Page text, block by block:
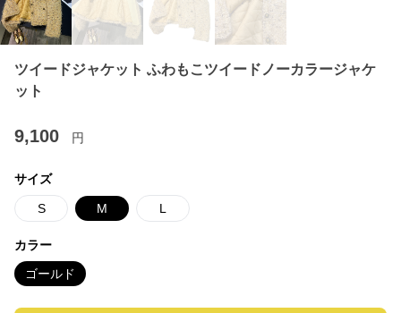
ツイードジャケット ふわもこツイードノーカラージャケ
ット
9,100 円
サイズ
S M L
カラー
ゴールド